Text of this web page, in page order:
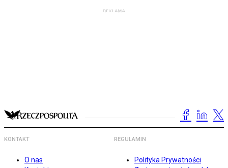
KONTAKT
O nas
REGULAMIN
Polityka Prywatności